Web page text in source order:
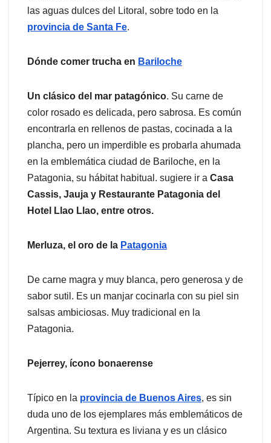
las aguas dulces del Litoral, sobre todo en la
provincia de Santa Fe.
Dónde comer trucha en Bariloche
Un clásico del mar patagónico. Su carne de
color rosado es delicada, pero sabrosa. Es común
encontrarla en rellenos de pastas, cocinada a la
plancha, pero un imperdible es probarla ahumada
en la emblemática ciudad de Bariloche, en la
Patagonia, su hábitat habitual. sugiere ir a Casa
Cassis, Jauja y Restaurante Patagonia del
Hotel Llao Llao, entre otros.
Merluza, el oro de la Patagonia
De carne magra y muy blanca, pero generosa y de
sabor sutil. Es un manjar cocinarla con su piel sin
salsas ambiciosas. Muy tradicional en la
Patagonia.
Pejerrey, ícono bonaerense
Típico en la provincia de Buenos Aires, es sin
duda uno de los ejemplares más emblemáticos de
Argentina. Su textura es liviana y es un clásico